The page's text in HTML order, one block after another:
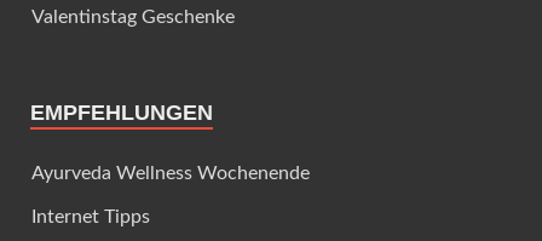
Valentinstag Geschenke
EMPFEHLUNGEN
Ayurveda Wellness Wochenende
Internet Tipps